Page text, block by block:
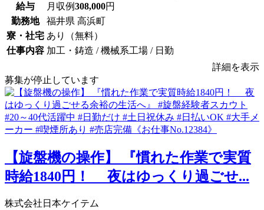
給与 月収例308,000円
勤務地
福井県 高浜町
寮・社宅 あり（無料）
仕事内容 加工・鋳造 / 機械系工場 / 日勤
詳細を表示
募集が停止しています
【旋盤機の操作】 『慣れた作業で実質
時給1840円！ 夜はゆっくり過ごせ...
株式会社日本ケイテム